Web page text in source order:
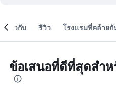
เกี่ยวกับ รีวิว โรงแรมที่คล้ายกั
ข้อเสนอที่ดีที่สุดสำ